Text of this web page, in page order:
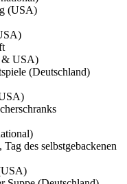
(USA)
& USA)
(Deutschland)
des selbstgebackenen